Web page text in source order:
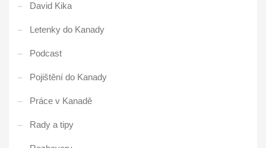
David Kika
Letenky do Kanady
Podcast
Pojištění do Kanady
Práce v Kanadě
Rady a tipy